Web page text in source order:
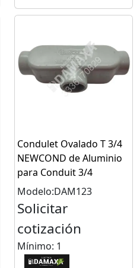
Condulet Ovalado T 3/4
NEWCOND de Aluminio
para Conduit 3/4
Modelo:DAM123
Solicitar
cotización
Mínimo: 1